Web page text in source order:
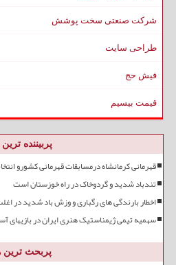
شرکت صنعتی سخت پوشش
طراحی سایت
فیش حج
قیمت بیسیم
پربیننده ترین
قهرمانی کرمانشاه درمسابقات قهرمانی کشورو
تندباد شدید و گردوخاک در راه خوزستان است
اخطار بارندگی های رگباری و وزش باد شدید در
سهمیه تیمی ژیمناستیک هنری ایران در بازیهای
پربحث ترین